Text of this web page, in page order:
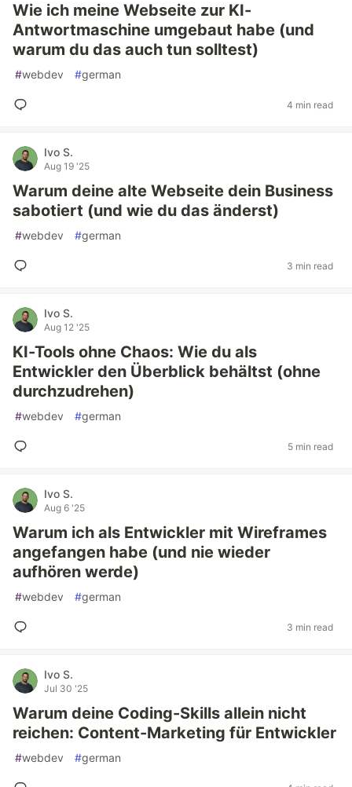
Wie ich meine Webseite zur KI-
Antwortmaschine umgebaut habe (und
warum du das auch tun solltest)
#webdev #german
4 min read
Ivo S.
Aug 19 '25
Warum deine alte Webseite dein Business
sabotiert (und wie du das änderst)
#webdev #german
3 min read
Ivo S.
Aug 12 '25
KI-Tools ohne Chaos: Wie du als
Entwickler den Überblick behältst (ohne
durchzudrehen)
#webdev #german
5 min read
Ivo S.
Aug 6 '25
Warum ich als Entwickler mit Wireframes
angefangen habe (und nie wieder
aufhören werde)
#webdev #german
3 min read
Ivo S.
Jul 30 '25
Warum deine Coding-Skills allein nicht
reichen: Content-Marketing für Entwickler
#webdev #german